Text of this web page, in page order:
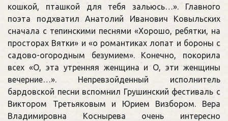
кошкой, пташкой для тебя зальюсь…». Главного
поэта подхватил Анатолий Иванович Ковыльских
сначала с тепинскими песнями «Хорошо, ребятки, на
просторах Вятки» и «о романтиках лопат и бороны с
садово-огородным безумием». Конечно, покорила
всех «О, эта утренняя женщина и О, эти женщины
вечерние…». Непревзойденный исполнитель
бардовской песни вспомнил Грушинский фестиваль с
Виктором Третьяковым и Юрием Визбором. Вера
Владимировна Коснырева очень интересно